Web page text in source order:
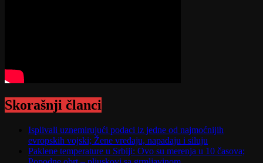
Skorašnji članci
Isplivali uznemirujući podaci iz jedne od najmoćnijih
evropskih vojski; Žene vređaju, napadaju i siluju
Paklene temperature u Srbiji: Ovo su merenja u 10 časova;